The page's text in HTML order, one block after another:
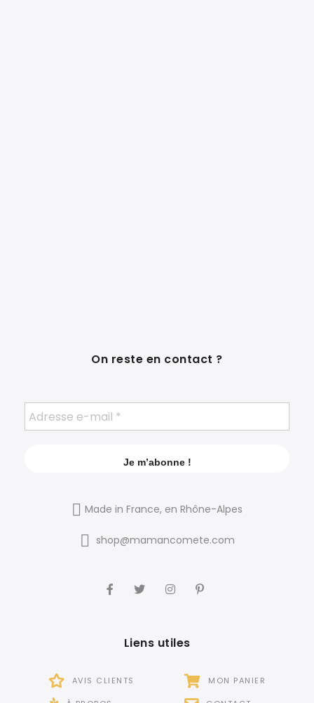
On reste en contact ?
Made in France, en Rhône-Alpes
shop@mamancomete.com
Liens utiles
AVIS CLIENTS MON PANIER